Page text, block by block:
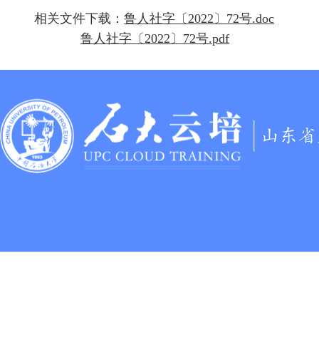
相关文件下载： 鲁人社字〔2022〕72号.doc
鲁人社字〔2022〕72号.pdf